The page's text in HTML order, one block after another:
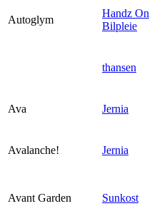
Autoglym
Handz On
Bilpleie
thansen
Ava Jernia
Avalanche! Jernia
Avant Garden Sunkost